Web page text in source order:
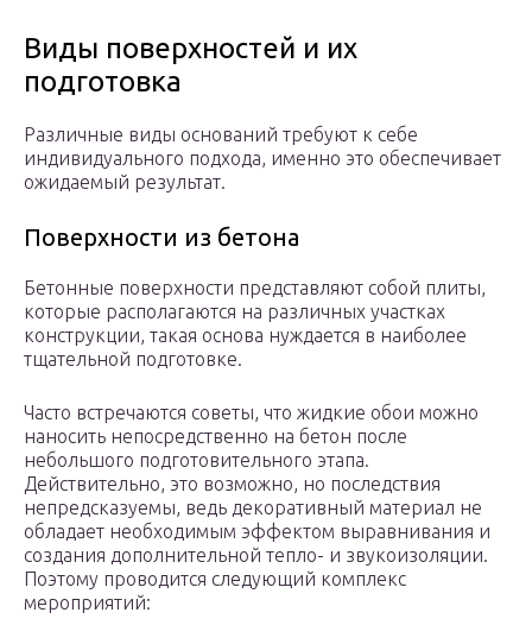
Виды поверхностей и их
подготовка
Различные виды оснований требуют к себе
индивидуального подхода, именно это обеспечивает
ожидаемый результат.
Поверхности из бетона
Бетонные поверхности представляют собой плиты,
которые располагаются на различных участках
конструкции, такая основа нуждается в наиболее
тщательной подготовке.
Часто встречаются советы, что жидкие обои можно
наносить непосредственно на бетон после
небольшого подготовительного этапа.
Действительно, это возможно, но последствия
непредсказуемы, ведь декоративный материал не
обладает необходимым эффектом выравнивания и
создания дополнительной тепло- и звукоизоляции.
Поэтому проводится следующий комплекс
мероприятий: